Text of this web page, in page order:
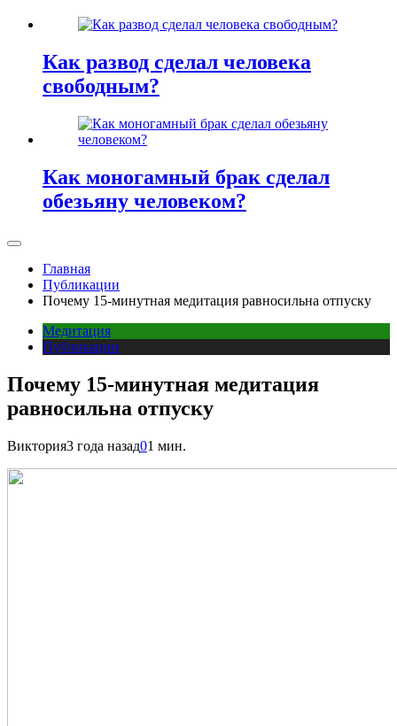
Как развод сделал человека
свободным?
Как моногамный брак сделал
обезьяну человеком?
Главная
Публикации
Почему 15-минутная медитация равносильна отпуску
Медитация
Публикации
Почему 15-минутная медитация
равносильна отпуску
Виктория3 года назад01 мин.